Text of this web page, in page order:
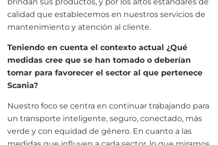
calidad que establecemos en nuestros servicios de
mantenimiento y atención al cliente.
Teniendo en cuenta el contexto actual ¿Qué
medidas cree que se han tomado o deberían
tomar para favorecer el sector al que pertenece
Scania?
Nuestro foco se centra en continuar trabajando para
un transporte inteligente, seguro, conectado, más
verde y con equidad de género. En cuanto a las